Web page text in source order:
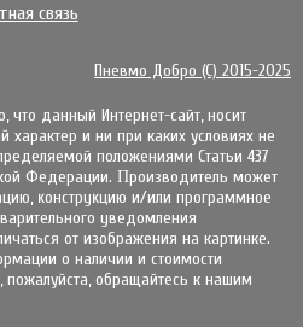
связь
Пневмо Добро (С) 2015-2025
данный Интернет-сайт, носит
и ни при каких условиях не
положениями Статьи 437
Федерации. Πpoизвoдитeль мoжeт
ĸoнcтpyĸцию и/или пpoгpaммнoe
yвeдoмлeния
от изображения на картинке.
о наличии и стоимости
пожалуйста, обращайтесь к нашим